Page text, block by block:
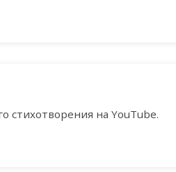
стихотворения на YouTube.